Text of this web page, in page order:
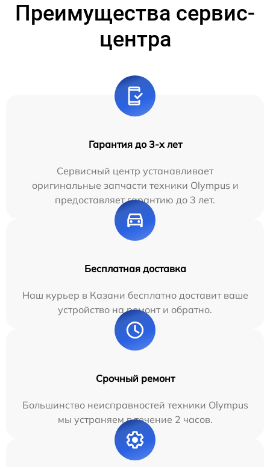
Преимущества сервис-
центра
Гарантия до 3-х лет
Сервисный центр устанавливает
оригинальные запчасти техники Olympus и
предоставляет гарантию до 3 лет.
Бесплатная доставка
Наш курьер в Казани бесплатно доставит ваше
устройство на ремонт и обратно.
Срочный ремонт
Большинство неисправностей техники Olympus
мы устраняем в течение 2 часов.